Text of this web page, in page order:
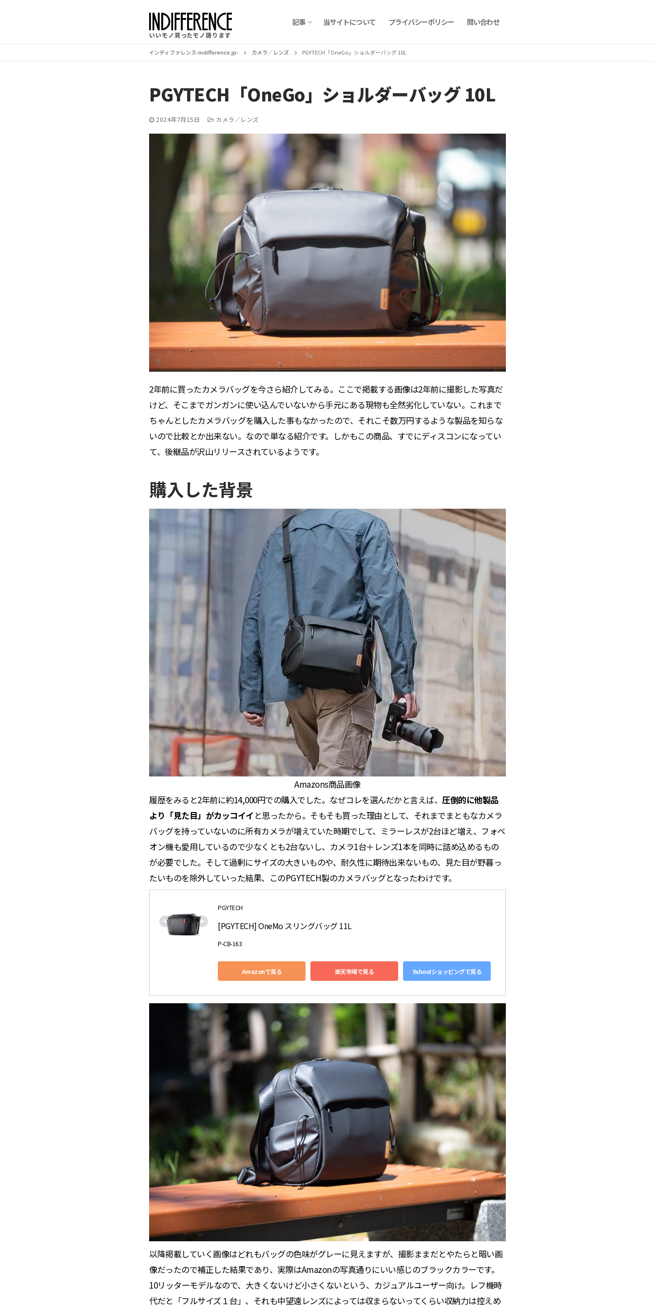
いいモノ買ったモノ語ります
記事 当サイトについて プライバシーポリシー 問い合わせ
インディファレンス-indifference.jp- カメラ／レンズ PGYTECH「OneGo」ショルダーバッグ 10L
PGYTECH「OneGo」ショルダーバッグ 10L
2024年7月15日 カメラ／レンズ
2年前に買ったカメラバッグを今さら紹介してみる。ここで掲載する画像は2年前に撮影した写真だ
けど、そこまでガンガンに使い込んでいないから手元にある現物も全然劣化していない。これまで
ちゃんとしたカメラバッグを購入した事もなかったので、それこそ数万円するような製品を知らな
いので比較とか出来ない。なので単なる紹介です。しかもこの商品、すでにディスコンになってい
て、後継品が沢山リリースされているようです。
購入した背景
Amazons商品画像
履歴をみると2年前に約14,000円での購入でした。なぜコレを選んだかと言えば、 圧倒的に他製品
より「見た目」がカッコイイ と思ったから。そもそも買った理由として、それまでまともなカメラ
バッグを持っていないのに所有カメラが増えていた時期でして、ミラーレスが2台ほど増え、フォベ
オン機も愛用しているので少なくとも2台ないし、カメラ1台＋レンズ1本を同時に詰め込めるもの
が必要でした。そして過剰にサイズの大きいものや、耐久性に期待出来ないもの、見た目が野暮っ
たいものを除外していった結果、このPGYTECH製のカメラバッグとなったわけです。
PGYTECH
[PGYTECH] OneMo スリングバッグ 11L
P-CB-163
Amazonで見る 楽天市場で見る Yahoo!ショッピングで見る
以降掲載していく画像はどれもバッグの色味がグレーに見えますが、撮影ままだとやたらと暗い画
像だったので補正した結果であり、実際はAmazonの写真通りにいい感じのブラックカラーです。
10リッターモデルなので、大きくないけど小さくないという、カジュアルユーザー向け。レフ機時
代だと「フルサイズ１台」、それも中望遠レンズによっては収まらないってくらい収納力は控えめ